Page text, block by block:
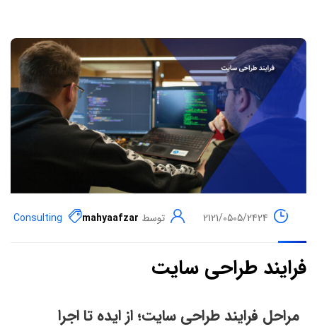
2121/0505/2424 توسط mahyaafzar
Consulting
فرایند طراحی سایت
مراحل فرایند طراحی سایت؛ از ایده تا اجرا